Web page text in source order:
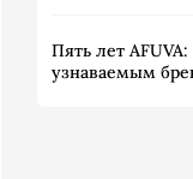
Пять лет
узнаваемым